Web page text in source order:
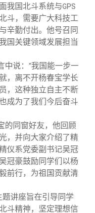
我国北斗系统与GPS
斗，需要广大科技工
辛勤付出。他号召同
国关键领域发展担当
说： “我国能一步一
，离不开杨春宝学长
，这种独立自主不断
成为了我们今后奋斗
的同窗好友，他回顾
，并向大家介绍了精
仪系党委副书记吴冠
冠豪鼓励同学们以杨
前行，为祖国贡献清
题讲座旨在引导同学
斗精神，坚定理想信